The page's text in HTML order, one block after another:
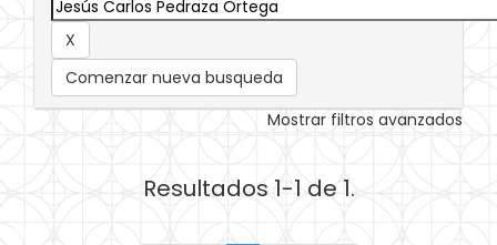
Comenzar nueva busqueda
Mostrar filtros avanzados
Resultados 1-1 de 1.